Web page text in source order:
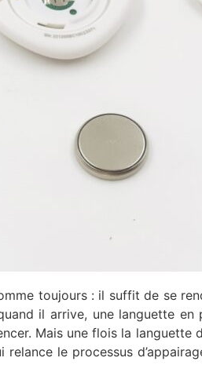
toujours : il suffit de se
il arrive, une languette
Mais une flois la languette
relance le processus